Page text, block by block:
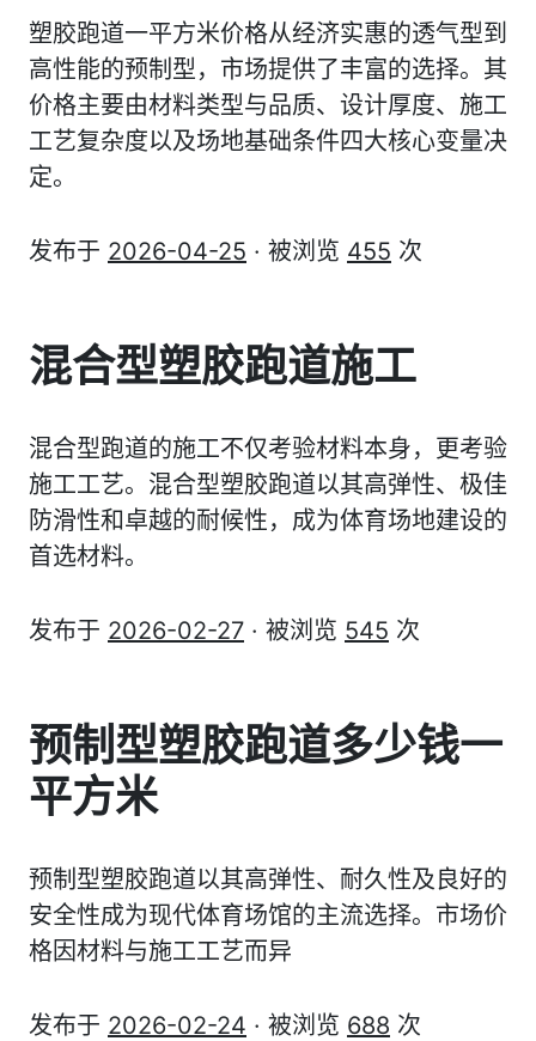
塑胶跑道一平方米价格从经济实惠的透气型到
高性能的预制型，市场提供了丰富的选择。其
价格主要由材料类型与品质、设计厚度、施工
工艺复杂度以及场地基础条件四大核心变量决
定。
发布于 2026-04-25 · 被浏览 455 次
混合型塑胶跑道施工
混合型跑道的施工不仅考验材料本身，更考验
施工工艺。混合型塑胶跑道以其高弹性、极佳
防滑性和卓越的耐候性，成为体育场地建设的
首选材料。
发布于 2026-02-27 · 被浏览 545 次
预制型塑胶跑道多少钱一
平方米
预制型塑胶跑道以其高弹性、耐久性及良好的
安全性成为现代体育场馆的主流选择。市场价
格因材料与施工工艺而异
发布于 2026-02-24 · 被浏览 688 次